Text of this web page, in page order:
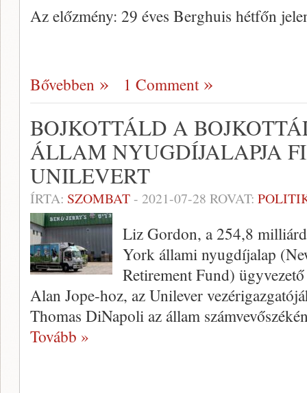
Az előzmény: 29 éves Berghuis hétfőn
Bővebben 1 Comment
BOJKOTTÁLD A
ÁLLAM NYUGDÍJALAPJA
UNILEVERT
ÍRTA: SZOMBAT- 2021-07-28 ROVAT:
Liz Gordon, a 254,8
York állami nyugdíjalap
Retirement Fund)
Alan Jope-hoz, az Unilever
Thomas DiNapoli az állam
Tovább »